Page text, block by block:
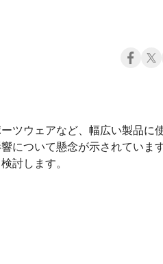
ツウェアなど、幅広い製品に
について懸念が示されています
討します。